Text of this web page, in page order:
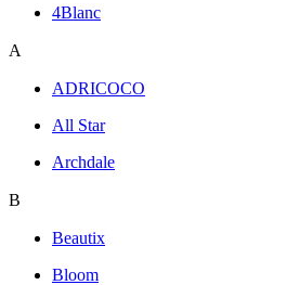
4Blanc
A
ADRICOCO
All Star
Archdale
B
Beautix
Bloom